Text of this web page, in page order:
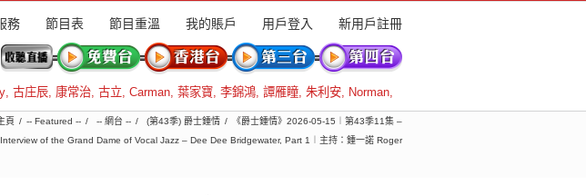
務 節目表 節目重溫 我的賬戶 用戶登入 新用戶註冊
, 古庄辰, 康常治, 古立, Carman, 葉家寶, 李錦鴻, 譚雁瞳, 朱利安, Norman,
頁 -- Featured -- -- 網台 -- (第43季) 爵士鍾情
《爵士鍾情》2026-05-15︱第43季11集 –
Interview of the Grand Dame of Vocal Jazz – Dee Dee Bridgewater, Part 1︱主持：鍾一諾 Roger